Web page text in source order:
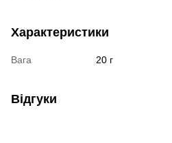
Характеристики
Вага 20 г
Відгуки